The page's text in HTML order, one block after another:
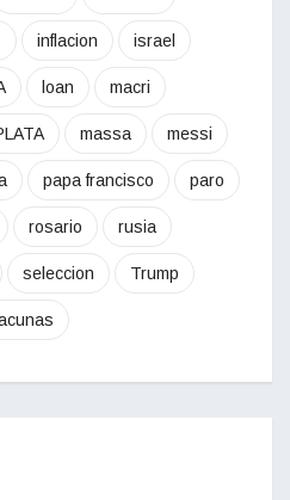
inflacion israel
loan macri
massa messi
papa francisco paro
rosario rusia
seleccion Trump